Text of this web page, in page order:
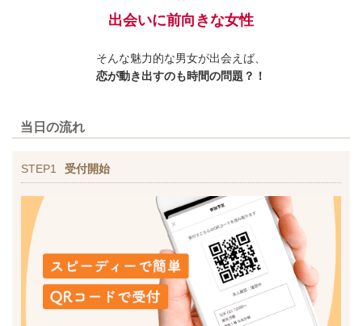
出会いに前向きな女性
そんな魅力的な男女が出会えば、
恋が動き出すのも時間の問題？！
当日の流れ
STEP1 受付開始